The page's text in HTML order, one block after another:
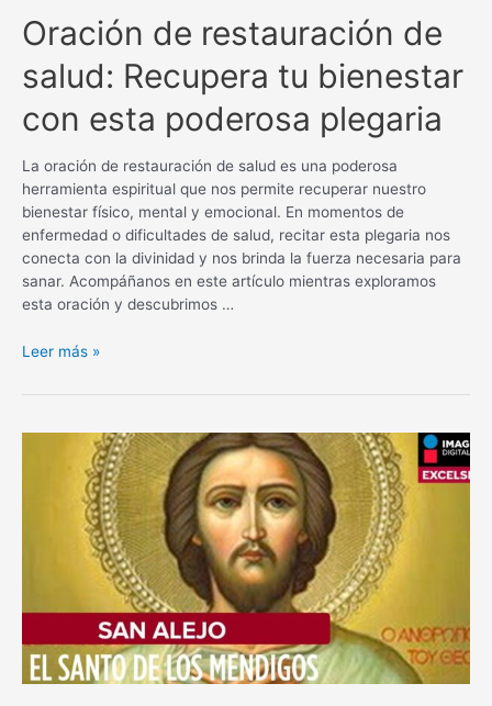
Oración de restauración de
salud: Recupera tu bienestar
con esta poderosa plegaria
La oración de restauración de salud es una poderosa
herramienta espiritual que nos permite recuperar nuestro
bienestar físico, mental y emocional. En momentos de
enfermedad o dificultades de salud, recitar esta plegaria nos
conecta con la divinidad y nos brinda la fuerza necesaria para
sanar. Acompáñanos en este artículo mientras exploramos
esta oración y descubrimos …
Oración
restauración
Recupera
bienestar
Leer más »